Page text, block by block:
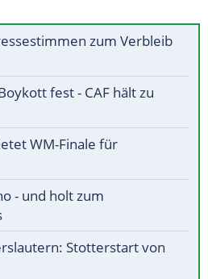
zum Verbleib
fest - CAF hält zu
WM-Finale für
- und holt zum
Stotterstart von